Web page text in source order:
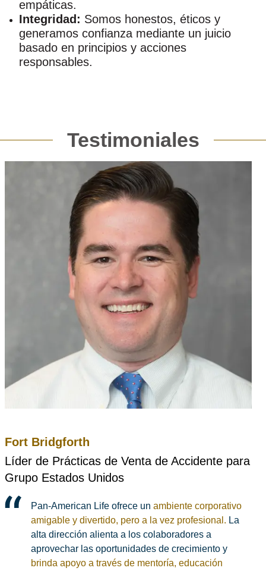
empáticas.
Integridad: Somos honestos, éticos y
generamos confianza mediante un juicio
basado en principios y acciones
responsables.
Testimoniales
Pan‑American Life ofrece un ambiente corporativo
amigable y divertido, pero a la vez profesional. La
alta dirección alienta a los colaboradores a
aprovechar las oportunidades de crecimiento y
brinda apoyo a través de mentoría, educación
Fort Bridgforth
Líder de Prácticas de Venta de Accidente para
Grupo Estados Unidos